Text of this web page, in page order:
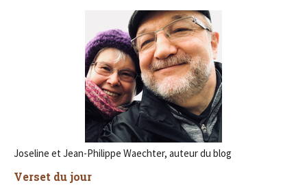
Joseline et Jean-Philippe Waechter, auteur du blog
Verset du jour